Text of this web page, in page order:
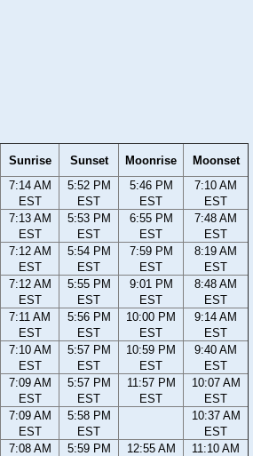
Sunrise Sunset Moonrise
Moonset
7:14 AM
EST
5:52 PM
EST
5:46 PM
EST
7:10 AM
EST
7:13 AM
EST
5:53 PM
EST
6:55 PM
EST
7:48 AM
EST
7:12 AM
EST
5:54 PM
EST
7:59 PM
EST
8:19 AM
EST
7:12 AM
EST
5:55 PM
EST
9:01 PM
EST
8:48 AM
EST
7:11 AM
EST
5:56 PM
EST
10:00 PM
EST
9:14 AM
EST
7:10 AM
EST
5:57 PM
EST
10:59 PM
EST
9:40 AM
EST
7:09 AM
EST
5:57 PM
EST
11:57 PM
EST
10:07 AM
EST
7:09 AM
EST
5:58 PM
EST
10:37 AM
EST
7:08 AM
5:59 PM
12:55 AM
11:10 AM